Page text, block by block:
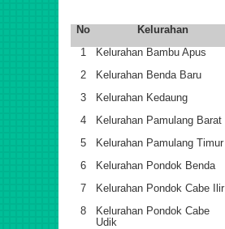
No Kelurahan
1
Kelurahan Bambu Apus
2
Kelurahan Benda Baru
3
Kelurahan Kedaung
4
Kelurahan Pamulang Barat
5
Kelurahan Pamulang Timur
6
Kelurahan Pondok Benda
7
Kelurahan Pondok Cabe Ilir
8
Kelurahan Pondok Cabe
Udik